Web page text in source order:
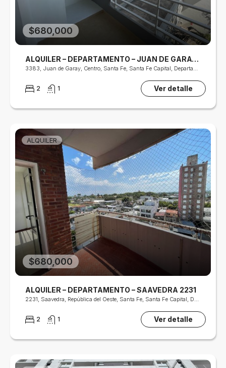
$680,000
ALQUILER – DEPARTAMENTO – JUAN DE GARAY 3347
3383, Juan de Garay, Centro, Santa Fe, Santa Fe Capital, Departamento La Capital, S3000, Argentina
2 1 Ver detalle
ALQUILER
$680,000
ALQUILER – DEPARTAMENTO – SAAVEDRA 2231
2231, Saavedra, República del Oeste, Santa Fe, Santa Fe Capital, Departamento La Capital, Santa Fe, S3000, Argentina
2 1 Ver detalle